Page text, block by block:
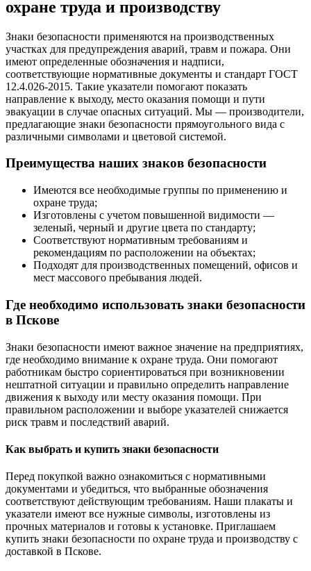
охране труда и производству
Знаки безопасности применяются на производственных
участках для предупреждения аварий, травм и пожара. Они
имеют определенные обозначения и надписи,
соответствующие нормативные документы и стандарт ГОСТ
12.4.026-2015. Такие указатели помогают показать
направление к выходу, место оказания помощи и пути
эвакуации в случае опасных ситуаций. Мы — производители,
предлагающие знаки безопасности прямоугольного вида с
различными символами и цветовой системой.
Преимущества наших знаков безопасности
Имеются все необходимые группы по применению и
охране труда;
Изготовлены с учетом повышенной видимости —
зеленый, черный и другие цвета по стандарту;
Соответствуют нормативным требованиям и
рекомендациям по расположении на объектах;
Подходят для производственных помещений, офисов и
мест массового пребывания людей.
Где необходимо использовать знаки безопасности
в Пскове
Знаки безопасности имеют важное значение на предприятиях,
где необходимо внимание к охране труда. Они помогают
работникам быстро сориентироваться при возникновении
нештатной ситуации и правильно определить направление
движения к выходу или месту оказания помощи. При
правильном расположении и выборе указателей снижается
риск травм и последствий аварий.
Как выбрать и купить знаки безопасности
Перед покупкой важно ознакомиться с нормативными
документами и убедиться, что выбранные обозначения
соответствуют действующим требованиям. Наши плакаты и
указатели имеют все нужные символы, изготовлены из
прочных материалов и готовы к установке. Приглашаем
купить знаки безопасности по охране труда и производству с
доставкой в Пскове.